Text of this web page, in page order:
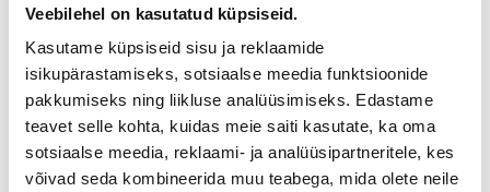
Veebilehel on kasutatud küpsiseid.
Kasutame küpsiseid sisu ja reklaamide
isikupärastamiseks, sotsiaalse meedia funktsioonide
pakkumiseks ning liikluse analüüsimiseks. Edastame
teavet selle kohta, kuidas meie saiti kasutate, ka oma
sotsiaalse meedia, reklaami- ja analüüsipartneritele, kes
võivad seda kombineerida muu teabega, mida olete neile
MÕÕDUD
LEIA EDASIMÜÜJA